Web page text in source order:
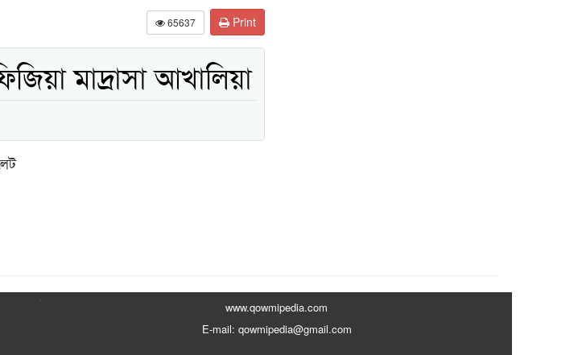
65637 Print
মাদ্রাসা আখালিয়া
www.qowmipedia.com
E-mail: qowmipedia@gmail.com